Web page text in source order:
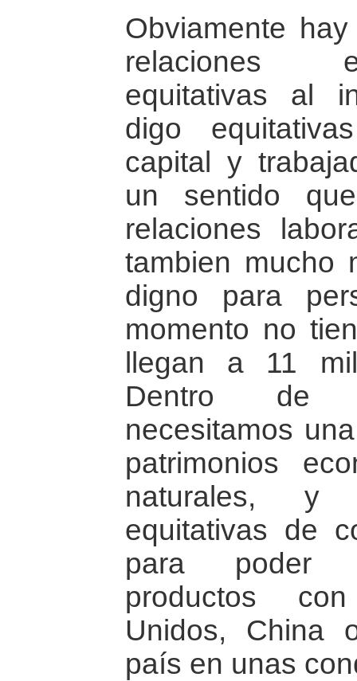
Obviamente
relaciones
equitativas al
digo
capital y
un sentido
relaciones
tambien mucho
digno para
momento no
llegan a 11
Dentro de
necesitamos
patrimonios
naturales, y
equitativas de
para poder
productos
Unidos, China
país en unas